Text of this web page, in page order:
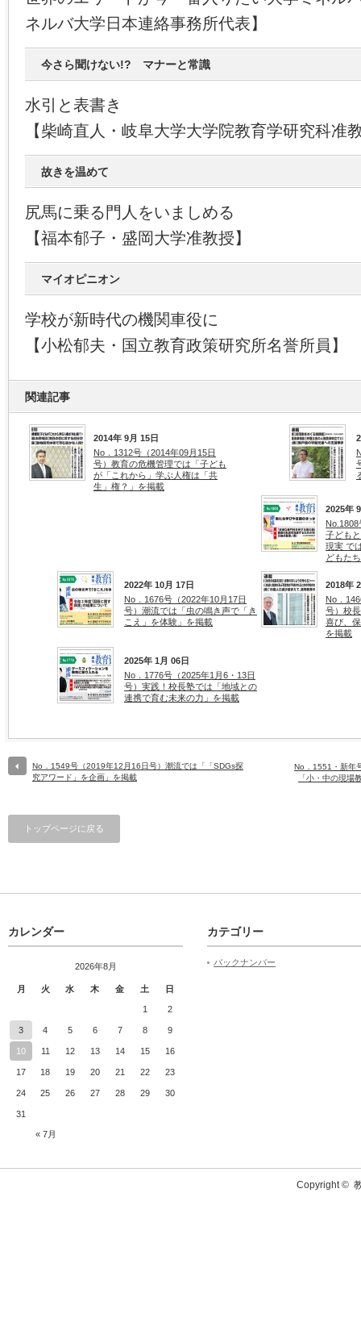
ネルバ大学日本連絡事務所代表】
今さら聞けない!? マナーと常識
水引と表書き
【柴崎直人・岐阜大学大学院教育学研究科准
故きを温めて
尻馬に乗る門人をいましめる
【福本郁子・盛岡大学准教授】
マイオピニオン
学校が新時代の機関車役に
【小松郁夫・国立教育政策研究所名誉所員】
関連記事
2014年 9月 15日
No．1312号（2014年09月15日
号）教育の危機管理では「子ども
が「これから」学ぶ人権は「共
生」権？」を掲載
2025年
子ども
現実 で
どもた
2022年 10月 17日
No．1676号（2022年10月17日
号）潮流では「虫の鳴き声で「き
こえ」を体験」を掲載
2018年
No．
号）校
喜び、
を掲載
2025年 1月 06日
No．1776号（2025年1月6・13日
号）実践！校長塾では「地域との
連携で育む未来の力」を掲載
No．1549号（2019年12月16日号）潮流では「「SDGs探
究アワード」を企画」を掲載
No．1551・新年
「小・中の現場
トップページに戻る
カレンダー
2026年8月
月 火 水 木 金 土 日
« 7月
1 2
3 4 5 6 7 8 9
10 11 12 13 14 15 16
17 18 19 20 21 22 23
24 25 26 27 28 29 30
31
カテゴリー
バックナンバー
Copyright ©